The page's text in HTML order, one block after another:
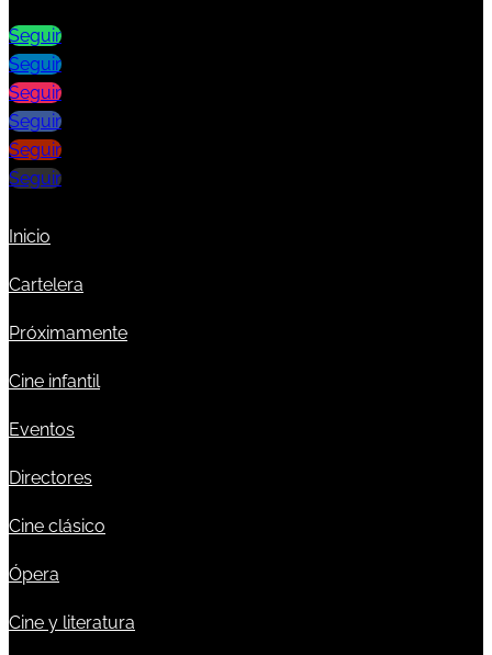
Seguir
Seguir
Seguir
Seguir
Seguir
Seguir
Inicio
Cartelera
Próximamente
Cine infantil
Eventos
Directores
Cine clásico
Ópera
Cine y literatura